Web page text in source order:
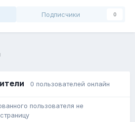
Подписчики 0
0 пользователей онлайн
пользователя не